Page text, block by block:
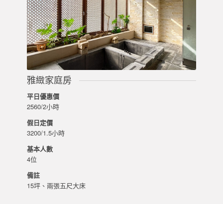
雅緻家庭房
平日優惠價
2560/2小時
假日定價
3200/1.5小時
基本人數
4位
備註
15坪、兩張五尺大床